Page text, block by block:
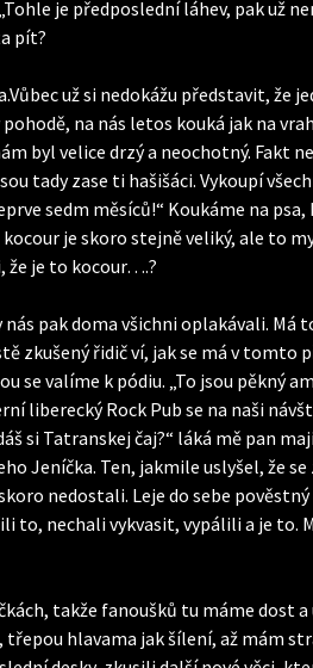
je předposlední láhev, pak už
pít?
už si nedokážu představit, že
na nás letos kouká jak na
byl velice drzý a neochotný. Fakt
tady zase ti hašišáci. Vykoupí
sedm měsíců!“ Koukáme na
je skoro stejně veliký, ale to
že je to kocour….?
pak doma všichni oplakávali. Má
zkušený řidič ví, jak se má v
valíme k pódiu. „To jsou pěkný
liberecký Rock Pub se na naši
si Tatranskej čaj?“ láká mě pan
Jeníčka. Ten, jakmile uslyšel, že
nedostali. Leje do sebe
nechali vykvasit, vypálili a je to.
takže fanoušků tu máme dost
hlavama jak šílení, až mám